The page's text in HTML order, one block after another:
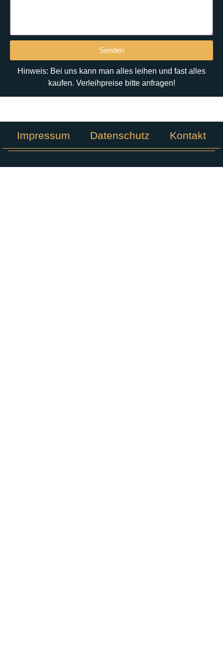
Senden
Hinweis: Bei uns kann man alles leihen und fast alles
kaufen. Verleihpreise bitte anfragen!
Impressum Datenschutz Kontakt